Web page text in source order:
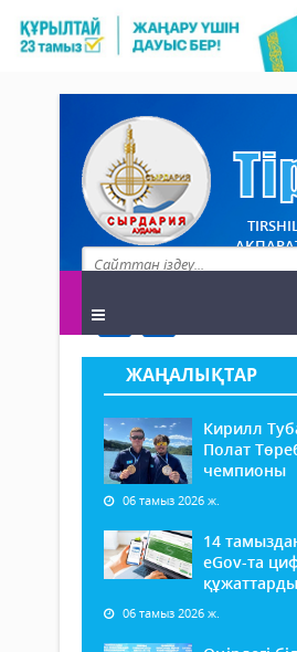
ЖАҢАЛЫҚТАР
Кирилл
Полат
чемпионы
06 тамыз 2026 ж.
14
еGov-та
06 тамыз 2026 ж.